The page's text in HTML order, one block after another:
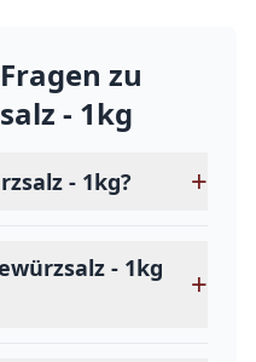
zu
- 1kg
- 1kg? +
- 1kg
+